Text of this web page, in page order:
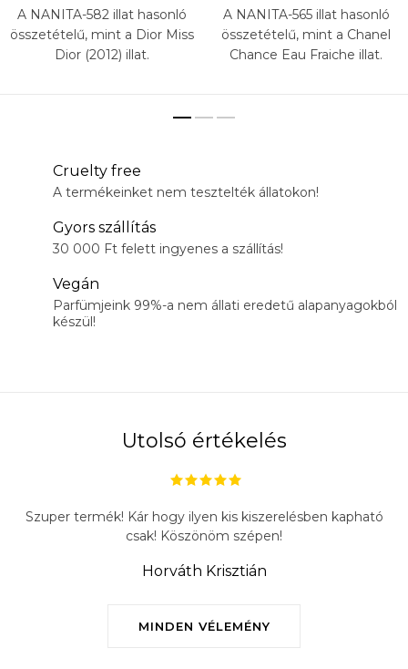
A NANITA-582 illat hasonló
összetételű, mint a Dior Miss
Dior (2012) illat.
A NANITA-565 illat hasonló
összetételű, mint a Chanel
Chance Eau Fraiche illat.
Cruelty free
A termékeinket nem tesztelték állatokon!
Gyors szállítás
30 000 Ft felett ingyenes a szállítás!
Vegán
Parfümjeink 99%-a nem állati eredetű alapanyagokból
készül!
Utolsó értékelés
MINDEN VÉLEMÉNY
Szuper termék! Kár hogy ilyen kis kiszerelésben kapható
csak! Köszönöm szépen!
Horváth Krisztián